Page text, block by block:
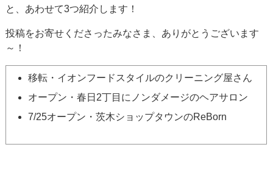
と、あわせて3つ紹介します！
投稿をお寄せくださったみなさま、ありがとうございます
～！
移転・イオンフードスタイルのクリーニング屋さん
オープン・春日2丁目にノンダメージのヘアサロン
7/25オープン・茨木ショップタウンのReBorn